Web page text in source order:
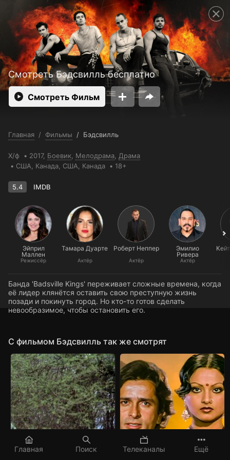
Главная Поиск Телеканалы Ещё
Смотреть Бэдсвилль бесплатно
Смотреть Фильм
Главная / Фильмы / Бэдсвилль
Х/ф 2017, Боевик Мелодрама Драма
США , Канада , США, Канада 18+
5.4 IMDB
Эйприл
Маллен
Режиссёр
Тамара Дуарте
Актёр
Роберт Неппер
Актёр
Эмилио
Ривера
Актёр
Банда 'Badsville Kings' переживает сложные времена, когда
её лидер клянётся оставить свою преступную жизнь
позади и покинуть город. Но кто-то готов сделать
невообразимое, чтобы остановить его.
C фильмом Бэдсвилль так же смотрят
Поддержка:support@24h.tv
Пользовательское соглашение
Политика конфиденциальности
Открыть приложение
Ввести промокод